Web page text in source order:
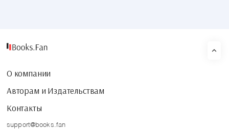
О компании
Авторам и Издательствам
Контакты
support@books.fan